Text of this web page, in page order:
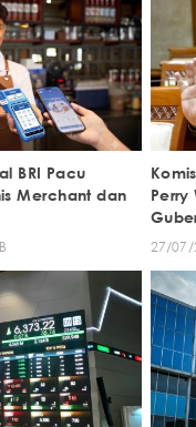
BRI Pacu
Merchant dan
27/07/